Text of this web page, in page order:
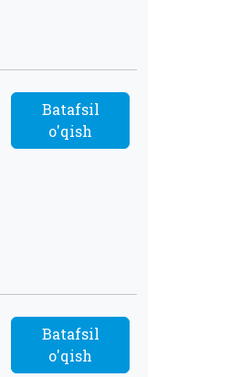
Batafsil
o'qish
Batafsil
o'qish